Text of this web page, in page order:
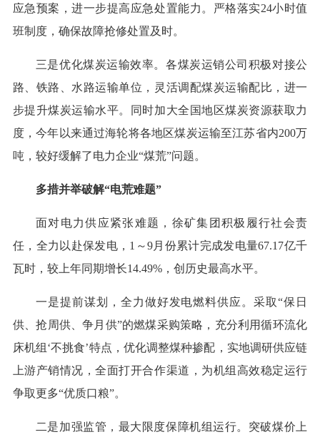
应急预案，进一步提高应急处置能力。严格落实24小时值
班制度，确保故障抢修处置及时。
三是优化煤炭运输效率。各煤炭运销公司积极对接公
路、铁路、水路运输单位，灵活调配煤炭运输配比，进一
步提升煤炭运输水平。同时加大全国地区煤炭资源获取力
度，今年以来通过海轮将各地区煤炭运输至江苏省内200万
吨，较好缓解了电力企业“煤荒”问题。
多措并举破解“电荒难题”
面对电力供应紧张难题，徐矿集团积极履行社会责
任，全力以赴保发电，1～9月份累计完成发电量67.17亿千
瓦时，较上年同期增长14.49%，创历史最高水平。
一是提前谋划，全力做好发电燃料供应。采取“保日
供、抢周供、争月供”的燃煤采购策略，充分利用循环流化
床机组‘不挑食’特点，优化调整煤种掺配，实地调研供应链
上游产销情况，全面打开合作渠道，为机组高效稳定运行
争取更多“优质口粮”。
二是加强监管，最大限度保障机组运行。突破煤价上